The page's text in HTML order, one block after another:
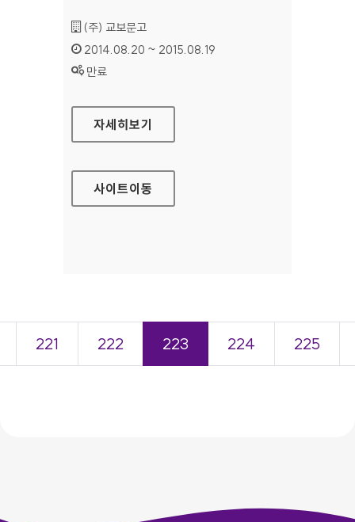
기관명 :
(주) 교보문고
인증기간 :
2014.08.20 ~ 2015.08.19
상태 :
만료
교보문고 전자도서관 홈페이지
자세히보기
사이트이동
221 222 223 224 225